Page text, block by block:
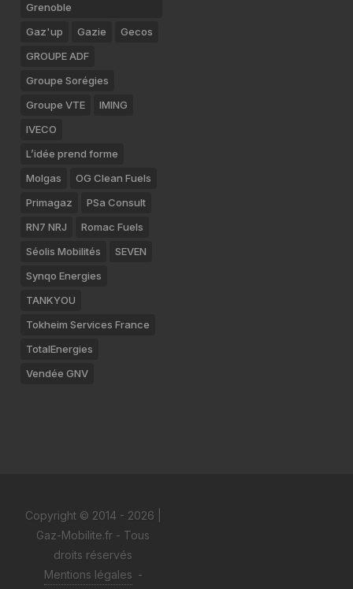
Grenoble
Gaz'up
Gazie
Gecos
GROUPE ADF
Groupe Sorégies
Groupe VTE
IMING
IVECO
L’idée prend forme
Molgas
OG Clean Fuels
Primagaz
PSa Consult
RN7 NRJ
Romac Fuels
Séolis Mobilités
SEVEN
Synqo Energies
TANKYOU
Tokheim Services France
TotalEnergies
Vendée GNV
Copyright © 2014 - 2026 |
Gaz-Mobilite.fr - Tous
droits réservés
Mentions légales -